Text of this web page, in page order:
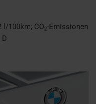
l/100km; CO2-Emissionen
D